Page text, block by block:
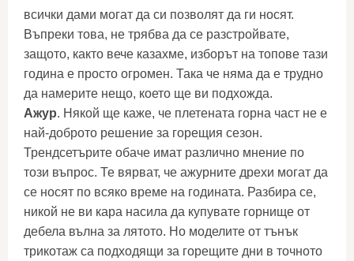
всички дами могат да си позволят да ги носят.
Въпреки това, не трябва да се разстройвате,
защото, както вече казахме, изборът на топове тази
година е просто огромен. Така че няма да е трудно
да намерите нещо, което ще ви подхожда.
Ажур. Някой ще каже, че плетената горна част не е
най-доброто решение за горещия сезон.
Трендсетърите обаче имат различно мнение по
този въпрос. Те вярват, че ажурните дрехи могат да
се носят по всяко време на годината. Разбира се,
никой не ви кара насила да купувате горнище от
дебела вълна за лятото. Но моделите от тънък
трикотаж са подходящи за горещите дни в точното